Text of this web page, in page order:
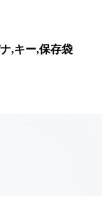
,キー,保存袋